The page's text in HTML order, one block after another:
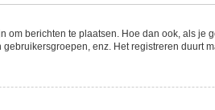
berichten te plaatsen. Hoe dan ook, als
enz. Het registreren duurt